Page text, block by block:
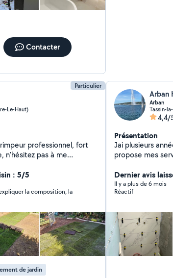
Contacter
Particulier
Le-Haut)
professionnel, fort
n'hésitez pas à me
: 5/5
la composition, la
de jardin
Arban
Arban
Tassin-
4,4/
Présentation
Jai plusieurs
propose mes
de placo, etc.
Dernier avis
Il y a plus de 6 mois
Réactif